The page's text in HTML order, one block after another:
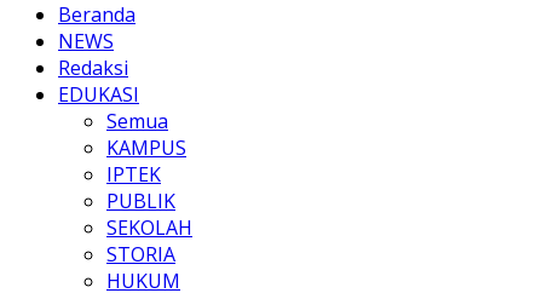
Beranda
NEWS
Redaksi
EDUKASI
Semua
KAMPUS
IPTEK
PUBLIK
SEKOLAH
STORIA
HUKUM